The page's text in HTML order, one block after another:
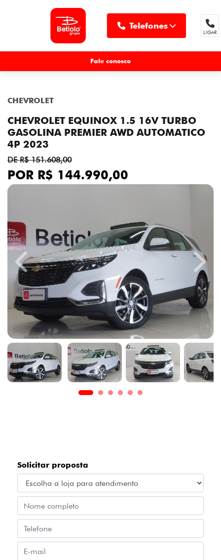
Telefones
LIGAR
Fale conosco
CHEVROLET
CHEVROLET EQUINOX 1.5 16V TURBO
GASOLINA PREMIER AWD AUTOMATICO
4P 2023
DE R$ 151.608,00
POR R$ 144.990,00
Previous Next
Solicitar proposta